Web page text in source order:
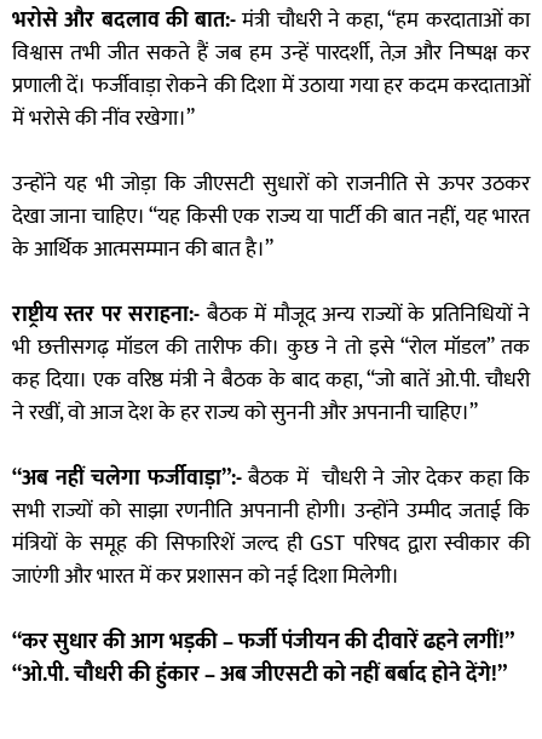
भरोसे और बदलाव की बात:-मंत्री चौधरी ने कहा, “हम करदाताओं का
विश्वास तभी जीत सकते हैं जब हम उन्हें पारदर्शी, तेज़ और निष्पक्ष कर
प्रणाली दें। फर्जीवाड़ा रोकने की दिशा में उठाया गया हर कदम करदाताओं
में भरोसे की नींव रखेगा।”
उन्होंने यह भी जोड़ा कि जीएसटी सुधारों को राजनीति से ऊपर उठकर
देखा जाना चाहिए। “यह किसी एक राज्य या पार्टी की बात नहीं, यह भारत
के आर्थिक आत्मसम्मान की बात है।”
राष्ट्रीय स्तर पर सराहना:-बैठक में मौजूद अन्य राज्यों के प्रतिनिधियों ने
भी छत्तीसगढ़ मॉडल की तारीफ की। कुछ ने तो इसे “रोल मॉडल” तक
कह दिया। एक वरिष्ठ मंत्री ने बैठक के बाद कहा, “जो बातें ओ.पी. चौधरी
ने रखीं, वो आज देश के हर राज्य को सुननी और अपनानी चाहिए।”
“अब नहीं चलेगा फर्जीवाड़ा”:-बैठक में चौधरी ने जोर देकर कहा कि
सभी राज्यों को साझा रणनीति अपनानी होगी। उन्होंने उम्मीद जताई कि
मंत्रियों के समूह की सिफारिशें जल्द ही GST परिषद द्वारा स्वीकार की
जाएंगी और भारत में कर प्रशासन को नई दिशा मिलेगी।
“कर सुधार की आग भड़की – फर्जी पंजीयन की दीवारें ढहने लगीं!”
“ओ.पी. चौधरी की हुंकार – अब जीएसटी को नहीं बर्बाद होने देंगे!”